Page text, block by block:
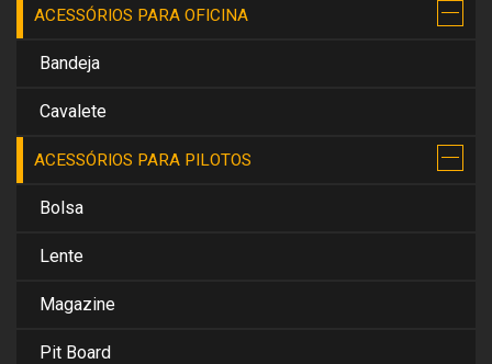
ACESSÓRIOS PARA OFICINA
Bandeja
Cavalete
ACESSÓRIOS PARA PILOTOS
Bolsa
Lente
Magazine
Pit Board